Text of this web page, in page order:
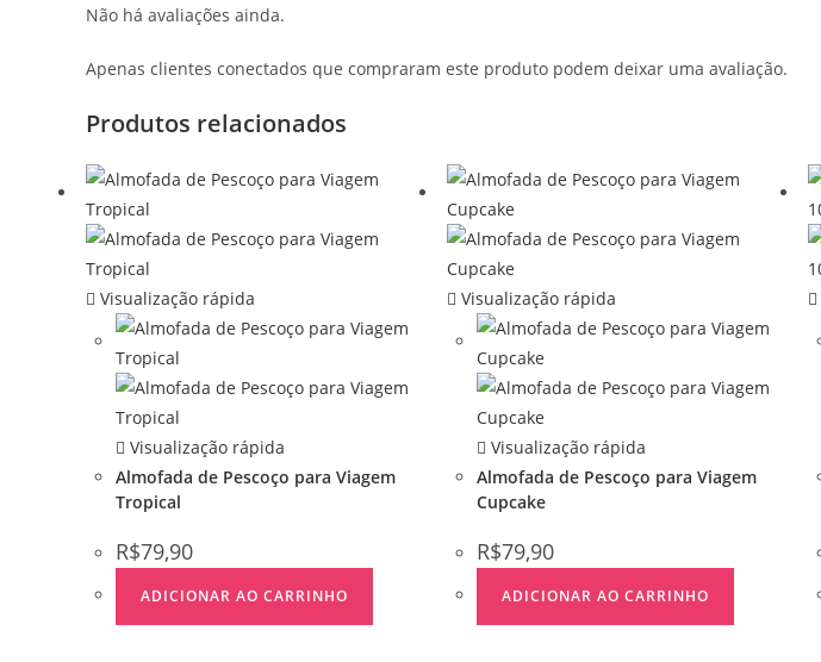
Não há avaliações ainda.
Apenas clientes conectados que compraram este produto podem deixar uma avaliação.
Produtos relacionados
Visualização rápida
Visualização rápida
Almofada de Pescoço para Viagem
Tropical
R$79,90
ADICIONAR AO CARRINHO
Visualização rápida
Visualização rápida
Almofada de Pescoço para Viagem
Cupcake
R$79,90
ADICIONAR AO CARRINHO